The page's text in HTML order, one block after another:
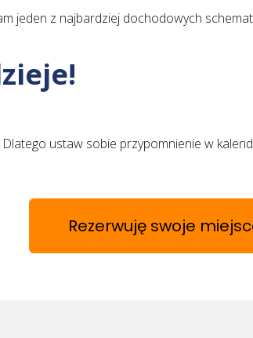
jeden z najbardziej dochodowych
ustaw sobie przypomnienie w
Rezerwuję swoje